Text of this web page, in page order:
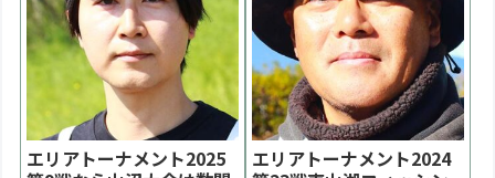
エリアトーナメント2025
エリアトーナメント2024